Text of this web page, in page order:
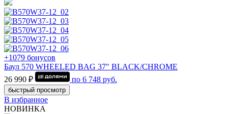
+1079 бонусов
Баул 570 WHEELED BAG 37" BLACK/CHROME
26 990 ₽
по 6 748 руб.
быстрый просмотр
В избранное
НОВИНКА